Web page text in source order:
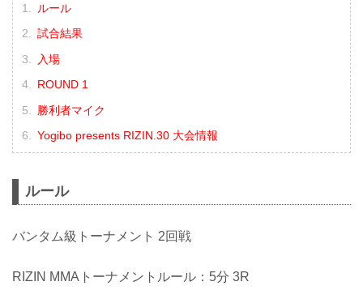
ルール
試合結果
入場
ROUND 1
勝利者マイク
Yogibo presents RIZIN.30 大会情報
ルール
バンタム級トーナメント 2回戦
RIZIN MMAトーナメントルール：5分 3R